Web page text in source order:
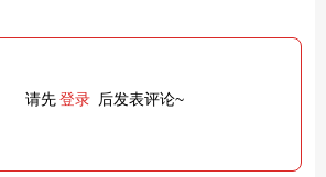
请先登录 后发表评论~